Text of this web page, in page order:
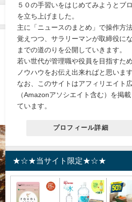
用トイレセット
2024年3月8日
い
５０の手習いをはじめてみようとブ
を立ち上げました。
主に「ニュースのまとめ」で操作方
覚えつつ、サラリーマンが取締役に
までの道のりを公開していきます。
若い世代が管理職や役員を目指すた
ノウハウをお伝え出来ればと思います
なお、このサイトはアフィリエイト
（Amazonアソシエイト含む）を掲載
ています。
プロフィール詳細
★☆★当サイト限定★☆★